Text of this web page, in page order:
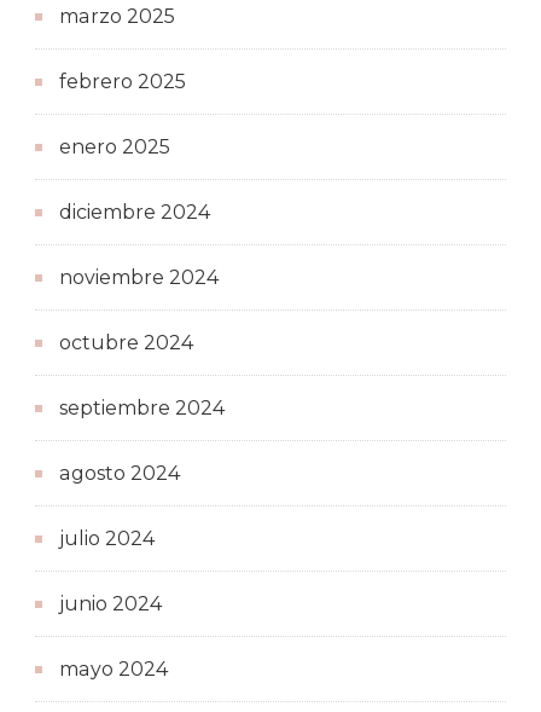
marzo 2025
febrero 2025
enero 2025
diciembre 2024
noviembre 2024
octubre 2024
septiembre 2024
agosto 2024
julio 2024
junio 2024
mayo 2024